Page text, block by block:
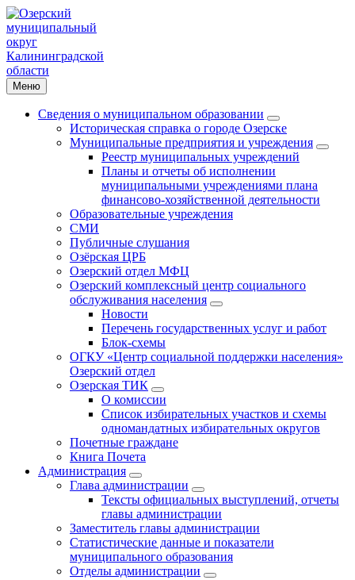
Меню
Сведения о муниципальном образовании
Историческая справка о городе Озерске
Муниципальные предприятия и учреждения
Реестр муниципальных учреждений
Планы и отчеты об исполнении
муниципальными учреждениями плана
финансово-хозяйственной деятельности
Образовательные учреждения
СМИ
Публичные слушания
Озёрская ЦРБ
Озерский отдел МФЦ
Озерский комплексный центр социального
обслуживания населения
Новости
Перечень государственных услуг и работ
Блок-схемы
ОГКУ «Центр социальной поддержки населения»
Озерский отдел
Озерская ТИК
О комиссии
Список избирательных участков и схемы
одномандатных избирательных округов
Почетные граждане
Книга Почета
Администрация
Глава администрации
Тексты официальных выступлений, отчеты
главы администрации
Заместитель главы администрации
Статистические данные и показатели
муниципального образования
Отделы администрации